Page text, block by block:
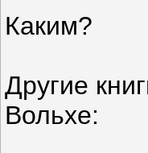
Каким?
Другие
Вольхе: